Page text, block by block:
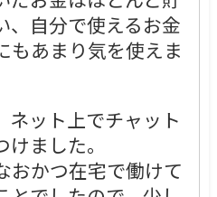
、自分で使えるお金
もあまり気を使えま
ネット上でチャット
ました。
おかつ在宅で働けて